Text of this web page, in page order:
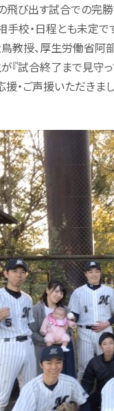
飛び出す試合での完勝
校・日程とも未定で
教授、厚生労働省阿
『試合終了まで見守
援・ご声援いただき